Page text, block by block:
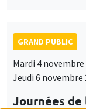
GRAND PUBLIC
Mardi 4 novembre
Jeudi 6 novembre
Journées de